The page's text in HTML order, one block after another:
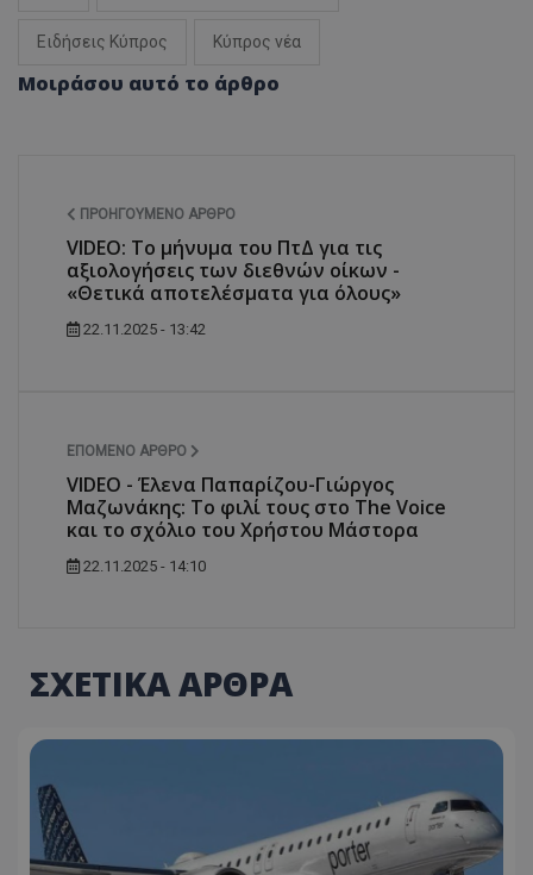
Ειδήσεις Κύπρος Κύπρος νέα
Μοιράσου αυτό το άρθρο
ΠΡΟΗΓΟΎΜΕΝΟ ΆΡΘΡΟ
VIDEO: Το μήνυμα του ΠτΔ για τις
αξιολογήσεις των διεθνών οίκων -
«Θετικά αποτελέσματα για όλους»
22.11.2025 - 13:42
ΕΠΌΜΕΝΟ ΆΡΘΡΟ
VIDEO - Έλενα Παπαρίζου-Γιώργος
Μαζωνάκης: Το φιλί τους στο The Voice
και το σχόλιο του Χρήστου Μάστορα
22.11.2025 - 14:10
ΣΧΕΤΙΚΑ ΑΡΘΡΑ